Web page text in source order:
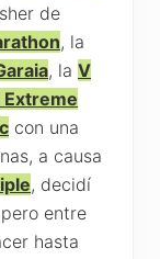
de
, la
, la V
Extreme
con una
a causa
, decidí
entre
hasta